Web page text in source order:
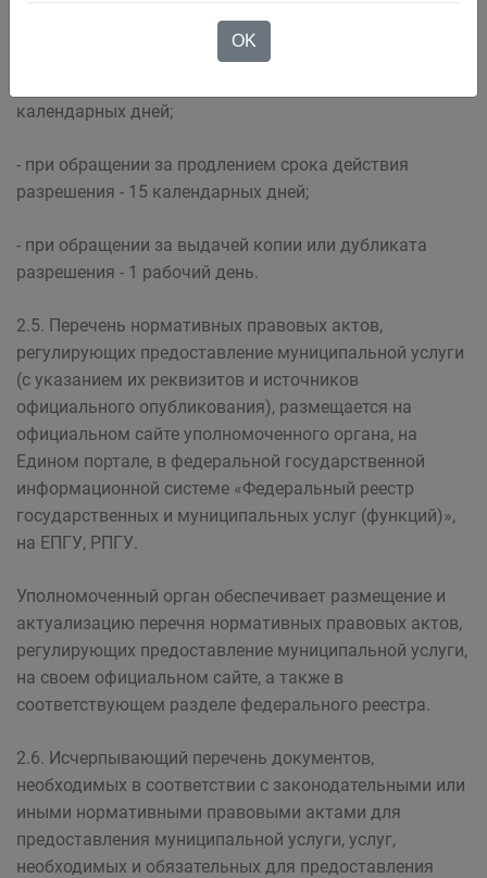
календарных дней;
- при обращении за продлением срока действия
разрешения - 15 календарных дней;
- при обращении за выдачей копии или дубликата
разрешения - 1 рабочий день.
2.5. Перечень нормативных правовых актов,
регулирующих предоставление муниципальной услуги
(с указанием их реквизитов и источников
официального опубликования), размещается на
официальном сайте уполномоченного органа, на
Едином портале, в федеральной государственной
информационной системе «Федеральный реестр
государственных и муниципальных услуг (функций)»,
на ЕПГУ, РПГУ.
Уполномоченный орган обеспечивает размещение и
актуализацию перечня нормативных правовых актов,
регулирующих предоставление муниципальной услуги,
на своем официальном сайте, а также в
соответствующем разделе федерального реестра.
2.6. Исчерпывающий перечень документов,
необходимых в соответствии с законодательными или
иными нормативными правовыми актами для
предоставления муниципальной услуги, услуг,
необходимых и обязательных для предоставления
OK